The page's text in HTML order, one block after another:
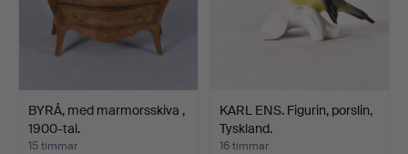
BYRÅ, med marmorsskiva ,
1900-tal.
15 timmar
KARL ENS. Figurin, porslin,
Tyskland.
16 timmar